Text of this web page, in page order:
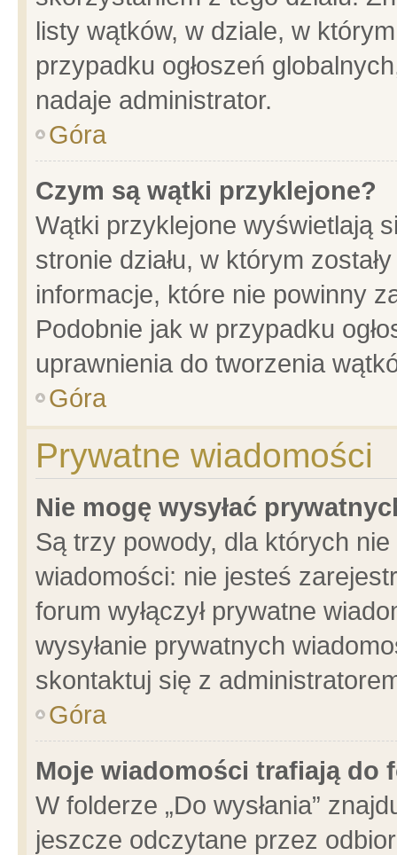
listy wątków, w dziale, w
przypadku ogłoszeń
nadaje administrator.
Góra
Czym są wątki przyklejone?
Wątki przyklejone wyświetlają
stronie działu, w którym
informacje, które nie powinny
Podobnie jak w przypadku
uprawnienia do tworzenia
Góra
Prywatne wiadomości
Nie mogę wysyłać
Są trzy powody, dla których
wiadomości: nie jesteś
forum wyłączył prywatne
wysyłanie prywatnych
skontaktuj się z
Góra
Moje wiadomości trafiają do
W folderze „Do wysłania”
jeszcze odczytane przez